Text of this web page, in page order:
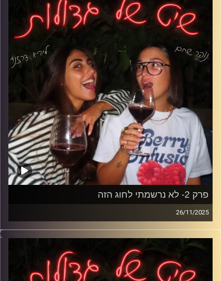
פרק על הצד שאף לקוח לא רואה-אבל אנחנו חיות אותו כל
משמרת.
קרדיט תמונות: נופר שחם
פרק 2- לא נרשמתי לחוג הזה
26/11/2025
בפרק הזה אנחנו מדברות על איך כולם פתאום מתחתנים בגיל
20 בזמן שאנחנו עדיין מנסות להבין את האפליקציה של הבנק
ואיך קובעים לבד תור לרופא.
על הלחץ להתבגר מהר מול התחושה שאנחנו רק מתחילות
להבין מי אנחנו בכלל.